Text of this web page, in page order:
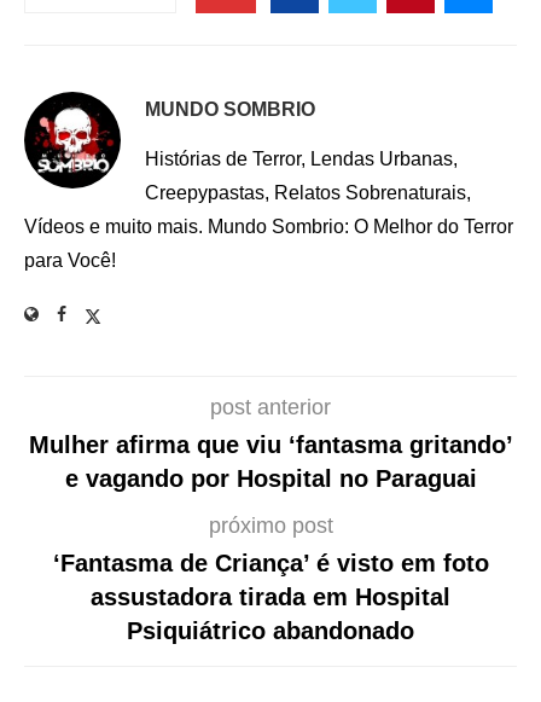
MUNDO SOMBRIO
Histórias de Terror, Lendas Urbanas,
Creepypastas, Relatos Sobrenaturais,
Vídeos e muito mais. Mundo Sombrio: O Melhor do Terror
para Você!
post anterior
Mulher afirma que viu ‘fantasma gritando’
e vagando por Hospital no Paraguai
próximo post
‘Fantasma de Criança’ é visto em foto
assustadora tirada em Hospital
Psiquiátrico abandonado